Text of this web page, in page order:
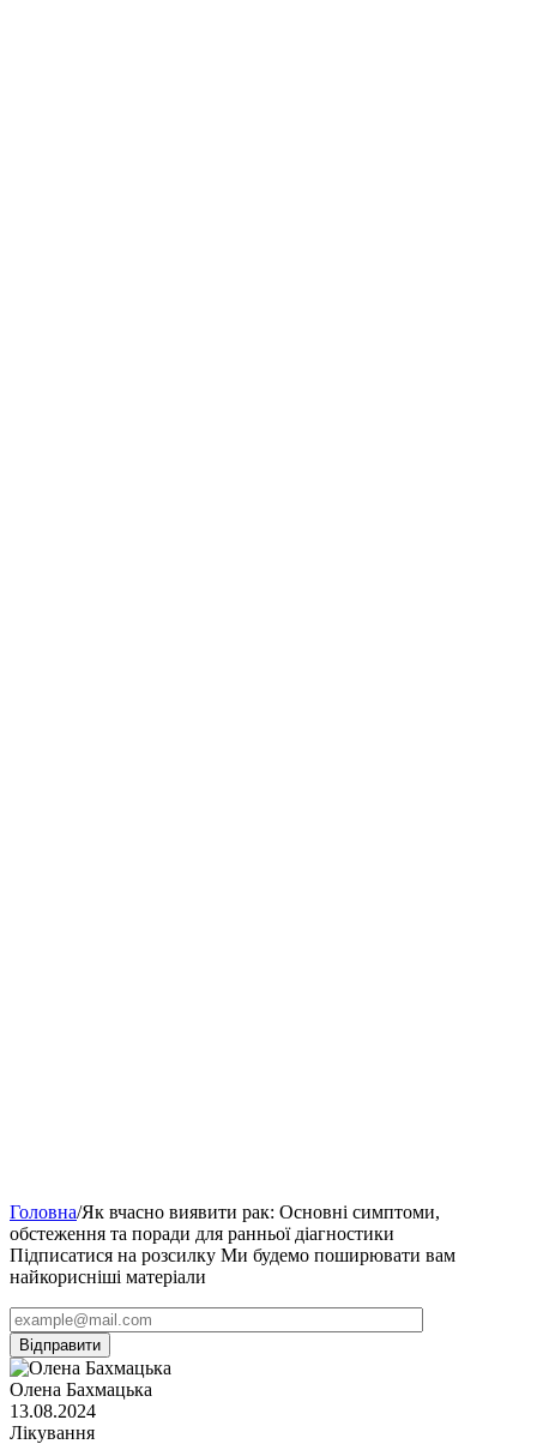
Головна/Як вчасно виявити рак: Основні симптоми,
обстеження та поради для ранньої діагностики
Підписатися на розсилку Ми будемо поширювати вам
найкорисніші матеріали
Олена Бахмацька
13.08.2024
Лікування